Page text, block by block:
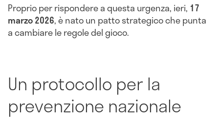
Proprio per rispondere a questa urgenza, ieri, 17
marzo 2026, è nato un patto strategico che punta
a cambiare le regole del gioco.
Un protocollo per la
prevenzione nazionale